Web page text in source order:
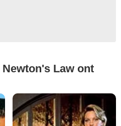
Law ont